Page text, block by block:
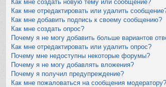
Как мне создать новую тему или сообщение?
Как мне отредактировать или удалить
Как мне добавить подпись к своему сообщению?
Как мне создать опрос?
Почему я не могу добавить больше вариантов
Как мне отредактировать или удалить опрос?
Почему мне недоступны некоторые форумы?
Почему я не могу добавлять вложения?
Почему я получил предупреждение?
Как мне пожаловаться на сообщения модератору?